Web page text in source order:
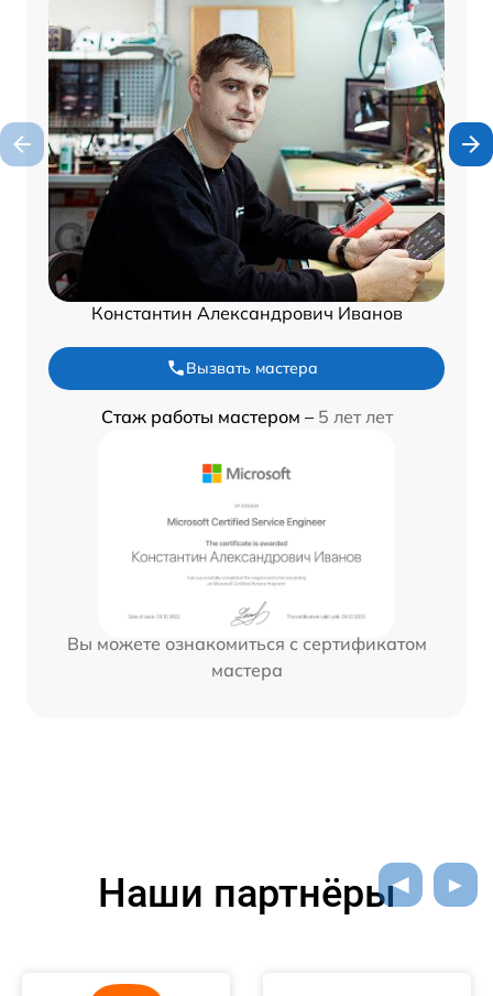
Константин Александрович Иванов
Вызвать мастера
Стаж работы мастером – 5 лет лет
Вы можете ознакомиться с сертификатом
мастера
Наши партнёры